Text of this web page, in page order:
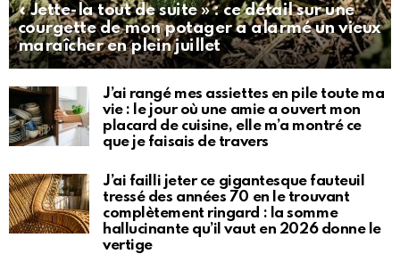
« Jette-la tout de suite » : ce détail sur une
courgette de mon potager a alarmé un vieux
maraîcher en plein juillet
J’ai rangé mes assiettes en pile toute ma
vie : le jour où une amie a ouvert mon
placard de cuisine, elle m’a montré ce
que je faisais de travers
J’ai failli jeter ce gigantesque fauteuil
tressé des années 70 en le trouvant
complètement ringard : la somme
hallucinante qu’il vaut en 2026 donne le
vertige